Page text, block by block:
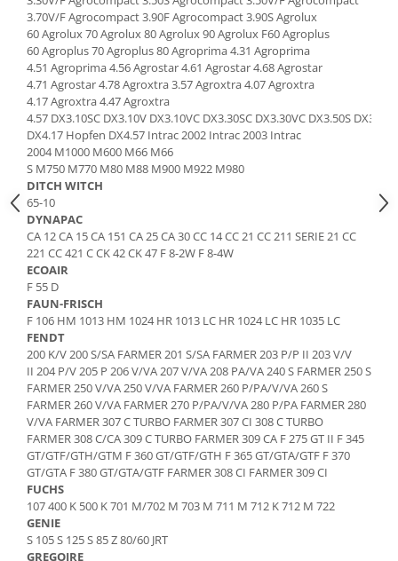
Modul electronic
Faruri fata
Lampi spate
Orometru
Microintrerupator
Senzori utilaje
Calculatoare utilaje
Electrovalva - electroventil - electro
valva
Bobina 12V
Senzor de vant - anemometru
Intrerupator 4 pozitii
Bobina 10V
Bobina 20V
Lampi semnalizare
Bobina 14V
Bobina 28V
Relee 48V
Contact 5 pozitii
Contactor 36V
Senzori de greutate
Bobina 18V
Contactor 16V
Kit reparatii contactor
Piese Ammann
Piese Ahlmann
Piese Airo
Piese Aebi
Piese SDMO
Piese Doosan Daewoo
Piese Agritalia - Carraro
Piese Doppstadt
Piese Fai
Piese Kalmar
Piese Klemm
Piese Lansing Bagnall
Piese Laupetre
Piese Lebrero
Piese Macmoter
Piese Lugli
Piese Menzi Muck
Piese Mustang
Piese Steinbock
Piese Valpadana
3.70V/F Agrocompact 3.90F Agrocompact 3.90S Agrolux
60 Agrolux 70 Agrolux 80 Agrolux 90 Agrolux F60 Agroplus
60 Agroplus 70 Agroplus 80 Agroprima 4.31 Agroprima
4.51 Agroprima 4.56 Agrostar 4.61 Agrostar 4.68 Agrostar
4.71 Agrostar 4.78 Agroxtra 3.57 Agroxtra 4.07 Agroxtra
4.17 Agroxtra 4.47 Agroxtra
4.57 DX3.10SC DX3.10V DX3.10VC DX3.30SC DX3.30VC DX3.50S
DX4.17 Hopfen DX4.57 Intrac 2002 Intrac 2003 Intrac
2004 M1000 M600 M66 M66
S M750 M770 M80 M88 M900 M922 M980
DITCH WITCH
65-10
DYNAPAC
CA 12 CA 15 CA 151 CA 25 CA 30 CC 14 CC 21 CC 211 SERIE 21 CC
221 CC 421 C CK 42 CK 47 F 8-2W F 8-4W
ECOAIR
F 55 D
FAUN-FRISCH
F 106 HM 1013 HM 1024 HR 1013 LC HR 1024 LC HR 1035 LC
FENDT
200 K/V 200 S/SA FARMER 201 S/SA FARMER 203 P/P II 203 V/V
II 204 P/V 205 P 206 V/VA 207 V/VA 208 PA/VA 240 S FARMER 250 S
FARMER 250 V/VA 250 V/VA FARMER 260 P/PA/V/VA 260 S
FARMER 260 V/VA FARMER 270 P/PA/V/VA 280 P/PA FARMER 280
V/VA FARMER 307 C TURBO FARMER 307 CI 308 C TURBO
FARMER 308 C/CA 309 C TURBO FARMER 309 CA F 275 GT II F 345
GT/GTF/GTH/GTM F 360 GT/GTF/GTH F 365 GT/GTA/GTF F 370
GT/GTA F 380 GT/GTA/GTF FARMER 308 CI FARMER 309 CI
FUCHS
107 400 K 500 K 701 M/702 M 703 M 711 M 712 K 712 M 722
GENIE
S 105 S 125 S 85 Z 80/60 JRT
GREGOIRE